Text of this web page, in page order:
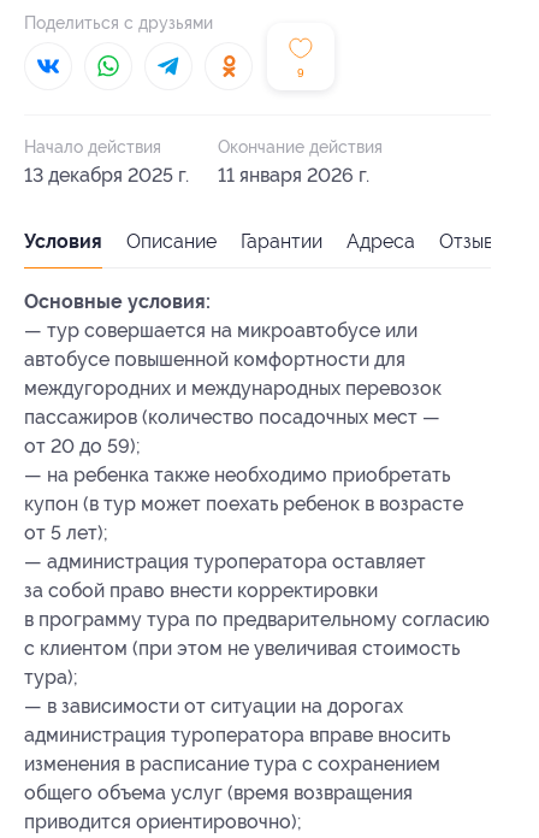
9
Поделиться с друзьями
Начало действия
13 декабря 2025 г.
Окончание действия
11 января 2026 г.
Условия Описание Гарантии Адреса Отзывы
Основные условия:
— тур совершается на микроавтобусе или
автобусе повышенной комфортности для
междугородних и международных перевозок
пассажиров (количество посадочных мест —
от 20 до 59);
— на ребенка также необходимо приобретать
купон (в тур может поехать ребенок в возрасте
от 5 лет);
— администрация туроператора оставляет
за собой право внести корректировки
в программу тура по предварительному согласию
с клиентом (при этом не увеличивая стоимость
тура);
— в зависимости от ситуации на дорогах
администрация туроператора вправе вносить
изменения в расписание тура с сохранением
общего объема услуг (время возвращения
приводится ориентировочно);